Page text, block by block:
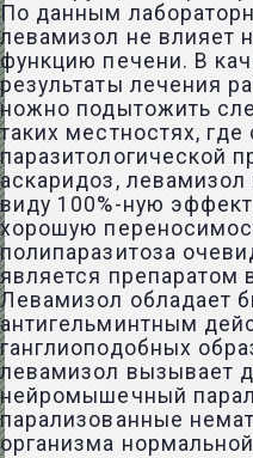
По данным
левамизол не влияет
функцию печени. В
результаты лечения
ножно подытожить
таких местностях,
паразитологической
аскаридоз,
виду 100%-ную
хорошую
полипаразитоза
является препаратом
Левамизол обладает
антигельминтным
ганглиоподобных
левамизол вызывает
нейромышечный
парализованные
организма